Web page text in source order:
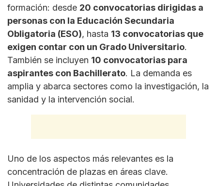
formación: desde 20 convocatorias dirigidas a
personas con la Educación Secundaria
Obligatoria (ESO), hasta 13 convocatorias que
exigen contar con un Grado Universitario.
También se incluyen 10 convocatorias para
aspirantes con Bachillerato. La demanda es
amplia y abarca sectores como la investigación, la
sanidad y la intervención social.
Uno de los aspectos más relevantes es la
concentración de plazas en áreas clave.